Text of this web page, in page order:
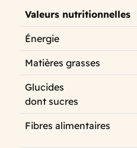
Valeurs nutritionnelles
Énergie
Matières grasses
Glucides
dont sucres
Fibres alimentaires